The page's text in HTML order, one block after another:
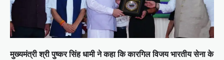
मुख्यमंत्री श्री पुष्कर सिंह धामी ने कहा कि कारगिल विजय भारतीय सेना के